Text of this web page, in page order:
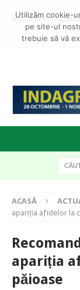
ACASĂ
apariția afidelor la
apariția
păioase
Utilizăm cookie-
pe site-ul
trebuie să vă